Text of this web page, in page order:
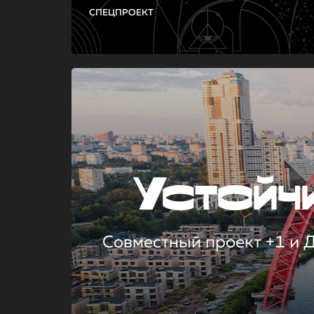
СПЕЦПРОЕКТ
Совместный проект +1 и